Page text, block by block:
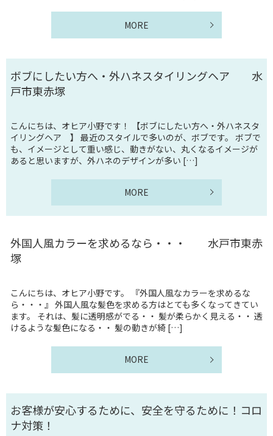
MORE
ボブにしたい方へ・外ハネスタイリングヘア 水
戸市東赤塚
こんにちは、オヒア小野です！ 【ボブにしたい方へ・外ハネスタ
イリングヘア 】 最近のスタイルで多いのが、ボブです。 ボブで
も、イメージとして重い感じ、動きがない、丸くなるイメージが
あると思いますが、外ハネのデザインが多い […]
MORE
外国人風カラーを求めるなら・・・ 水戸市東赤
塚
こんにちは、オヒア小野です。 『外国人風なカラーを求めるな
ら・・・』 外国人風な髪色を求める方はとても多くなってきてい
ます。 それは、髪に透明感がでる・・ 髪が柔らかく見える・・ 透
けるような髪色になる・・ 髪の動きが綺 […]
MORE
お客様が安心するために、安全を守るために！コロ
ナ対策！